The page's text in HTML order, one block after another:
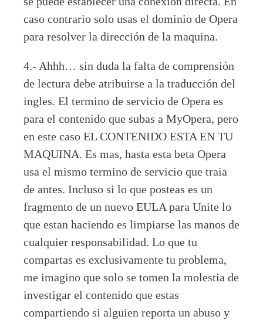
caso contrario solo usas el dominio de Opera
para resolver la dirección de la maquina.
4.- Ahhh… sin duda la falta de comprensión
de lectura debe atribuirse a la traducción del
ingles. El termino de servicio de Opera es
para el contenido que subas a MyOpera, pero
en este caso EL CONTENIDO ESTA EN TU
MAQUINA. Es mas, hasta esta beta Opera
usa el mismo termino de servicio que traia
de antes. Incluso si lo que posteas es un
fragmento de un nuevo EULA para Unite lo
que estan haciendo es limpiarse las manos de
cualquier responsabilidad. Lo que tu
compartas es exclusivamente tu problema,
me imagino que solo se tomen la molestia de
investigar el contenido que estas
compartiendo si alguien reporta un abuso y